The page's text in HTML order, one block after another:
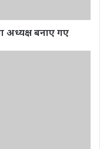
अध्यक्ष बनाए गए